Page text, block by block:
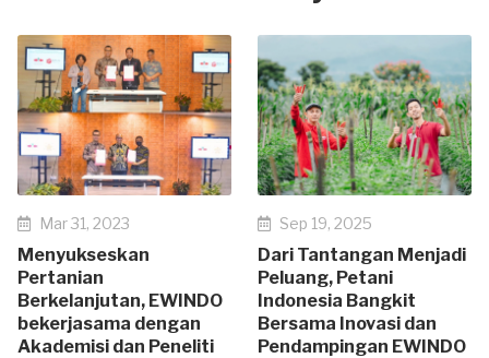
Mar 31, 2023
Menyukseskan
Pertanian
Berkelanjutan, EWINDO
bekerjasama dengan
Akademisi dan Peneliti
Sep 19, 2025
Dari Tantangan Menjadi
Peluang, Petani
Indonesia Bangkit
Bersama Inovasi dan
Pendampingan EWINDO